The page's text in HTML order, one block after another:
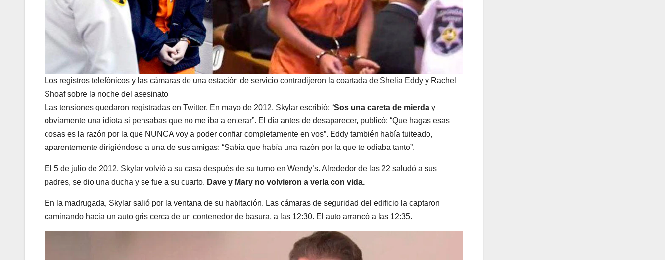
Los registros telefónicos y las cámaras de una estación de servicio contradijeron la coartada de Shelia Eddy y Rachel
Shoaf sobre la noche del asesinato
Las tensiones quedaron registradas en Twitter. En mayo de 2012, Skylar escribió: “Sos una careta de mierda y
obviamente una idiota si pensabas que no me iba a enterar”. El día antes de desaparecer, publicó: “Que hagas esas
cosas es la razón por la que NUNCA voy a poder confiar completamente en vos”. Eddy también había tuiteado,
aparentemente dirigiéndose a una de sus amigas: “Sabía que había una razón por la que te odiaba tanto”.
El 5 de julio de 2012, Skylar volvió a su casa después de su turno en Wendy’s. Alrededor de las 22 saludó a sus
padres, se dio una ducha y se fue a su cuarto. Dave y Mary no volvieron a verla con vida.
En la madrugada, Skylar salió por la ventana de su habitación. Las cámaras de seguridad del edificio la captaron
caminando hacia un auto gris cerca de un contenedor de basura, a las 12:30. El auto arrancó a las 12:35.